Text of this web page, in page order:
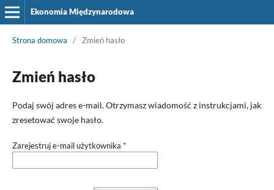
Ekonomia Międzynarodowa
Strona domowa / Zmień hasło
Zmień hasło
Podaj swój adres e-mail. Otrzymasz wiadomość z instrukcjami, jak
zresetować swoje hasło.
Zarejestruj e-mail użytkownika *